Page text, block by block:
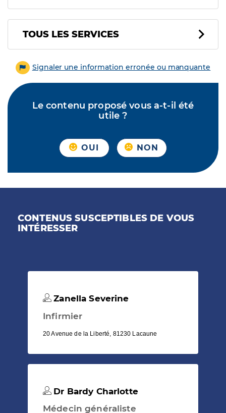
Tous les services
TOUS LES SERVICES
Signaler une information erronée ou manquante
Le contenu proposé vous a-t-il été
utile ?
OUI NON
CONTENUS SUSCEPTIBLES DE VOUS
INTÉRESSER
Zanella Severine
Infirmier
20 Avenue de la Liberté, 81230 Lacaune
Dr Bardy Charlotte
Médecin généraliste